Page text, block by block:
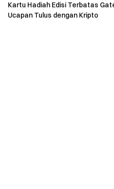
mendiskusikan topik trending
Berinteraksi dengan komunitas
Kartu Hadiah Edisi Terbatas
Ucapan Tulus dengan Kripto